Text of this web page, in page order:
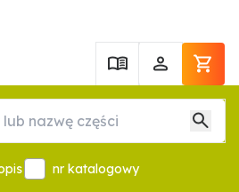
nr katalogowy